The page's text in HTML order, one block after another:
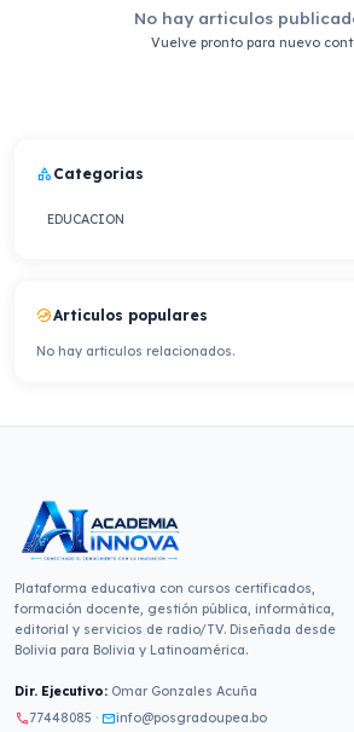
No hay articulos
Vuelve pronto para nuevo
category Categorias
EDUCACION
whatshotArticulos populares
No hay articulos relacionados.
Plataforma educativa con cursos certificados,
formación docente, gestión pública, informática,
editorial y servicios de radio/TV. Diseñada desde
Bolivia para Bolivia y Latinoamérica.
Dir. Ejecutivo: Omar Gonzales Acuña
call77448085 · mailinfo@posgradoupea.bo